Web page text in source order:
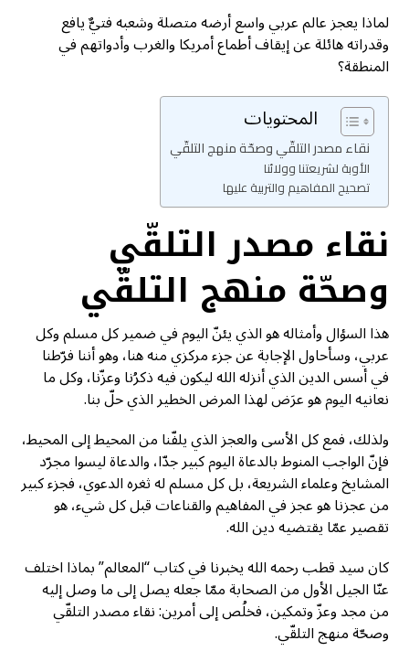
لماذا يعجز عالم عربي واسع أرضه متصلة وشعبه فتيٌّ يافع
وقدراته هائلة عن إيقاف أطماع أمريكا والغرب وأدواتهم في
المنطقة؟
المحتويات
نقاء مصدر التلقّي وصحّة منهج التلقّي
الأوبة لشريعتنا وولائنا
تصحيح المفاهيم والتربية عليها
نقاء مصدر التلقّي
وصحّة منهج التلقّي
هذا السؤال وأمثاله هو الذي يئنّ اليوم في ضمير كل مسلم وكل
عربي، وسأحاول الإجابة عن جزء مركزي منه هنا، وهو أننا فرّطنا
في أسس الدين الذي أنزله الله ليكون فيه ذكرُنا وعزّنا، وكل ما
نعانيه اليوم هو عرَض لهذا المرض الخطير الذي حلّ بنا.
ولذلك، فمع كل الأسى والعجز الذي يلفّنا من المحيط إلى المحيط،
فإنّ الواجب المنوط بالدعاة اليوم كبير جدّا، والدعاة ليسوا مجرّد
المشايخ وعلماء الشريعة، بل كل مسلم له ثغره الدعوي، فجزء كبير
من عجزنا هو عجز في المفاهيم والقناعات قبل كل شيء، هو
تقصير عمّا يقتضيه دين الله.
كان سيد قطب رحمه الله يخبرنا في كتاب “المعالم” بماذا اختلف
عنّا الجيل الأول من الصحابة ممّا جعله يصل إلى ما وصل إليه
من مجد وعزّ وتمكين، فخلُص إلى أمرين: نقاء مصدر التلقّي
وصحّة منهج التلقّي.